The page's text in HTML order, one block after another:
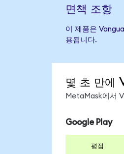
면책 조항
이 제품은
용됩니다.
몇 초 만에
MetaMask에서
Google Play
평점